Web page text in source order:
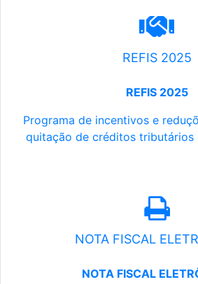
REFIS 2025
REFIS 2025
Programa de incentivos e
quitação de créditos tributários
NOTA FISCAL
NOTA FISCAL